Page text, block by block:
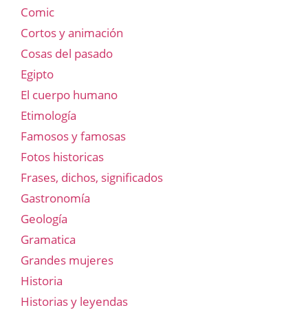
Comic
Cortos y animación
Cosas del pasado
Egipto
El cuerpo humano
Etimología
Famosos y famosas
Fotos historicas
Frases, dichos, significados
Gastronomía
Geología
Gramatica
Grandes mujeres
Historia
Historias y leyendas